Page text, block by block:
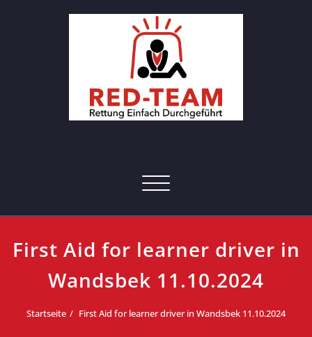
Hamburg
Toggle navigation
First Aid for learner driver in
Wandsbek 11.10.2024
Startseite First Aid for learner driver in Wandsbek 11.10.2024